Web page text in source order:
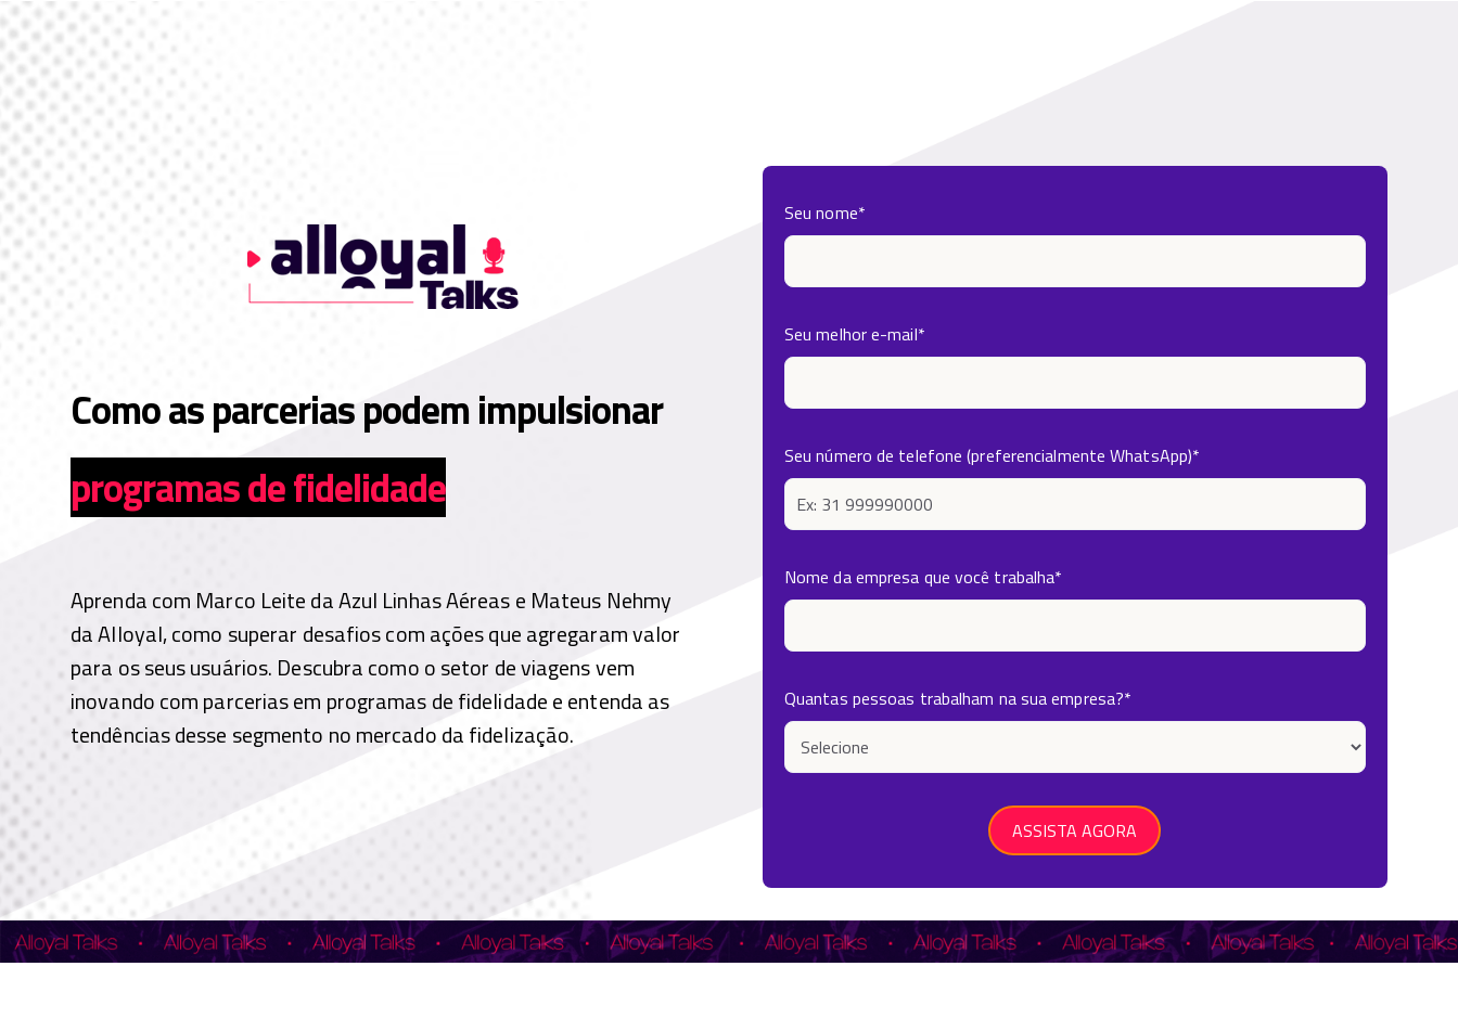
Como as parcerias podem impulsionar
programas de fidelidade
Aprenda com Marco Leite da Azul Linhas Aéreas e Mateus Nehmy
da Alloyal, como superar desafios com ações que agregaram valor
para os seus usuários. Descubra como o setor de viagens vem
inovando com parcerias em programas de fidelidade e entenda as
tendências desse segmento no mercado da fidelização.
Seu nome*
Seu melhor e-mail*
Seu número de telefone (preferencialmente WhatsApp)*
Nome da empresa que você trabalha*
Quantas pessoas trabalham na sua empresa?*